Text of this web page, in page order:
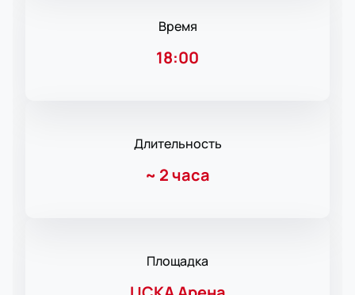
Время
18:00
Длительность
~ 2 часа
Площадка